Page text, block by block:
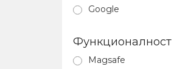
Google
Функционалност
Magsafe